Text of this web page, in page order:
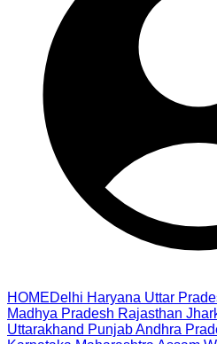
HOMEDelhi Haryana Uttar
Madhya Pradesh Rajasthan
Uttarakhand PunjabAndhra